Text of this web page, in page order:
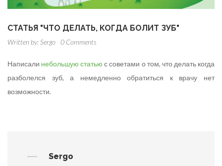
СТАТЬЯ "ЧТО ДЕЛАТЬ, КОГДА БОЛИТ ЗУБ"
Written by:Sergo 0 Comments
Написали небольшую статью с советами о том, что делать когда
разболелся зуб, а немедленно обратиться к врачу нет
возможности.
Sergo